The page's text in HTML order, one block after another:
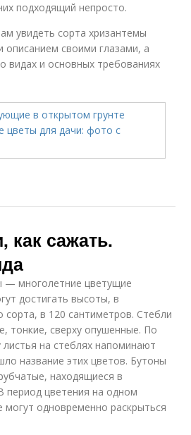
подходящий непросто.
увидеть сорта хризантемы
своими глазами, а
видах и основных требованиях
как сажать.
— многолетние цветущие
достигать высоты, в
сорта, в 120 сантиметров. Стебли
тонкие, сверху опушенные. По
на стеблях напоминают
название этих цветов. Бутоны
находящиеся в
период цветения на одном
могут одновременно раскрыться